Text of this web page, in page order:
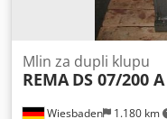
Wiesbaden 1.180 km
Mlin za dupli klupu
REMA DS 07/200 A